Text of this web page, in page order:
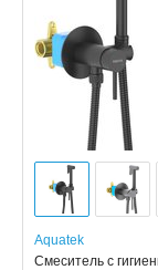
Aquatek
Смеситель с